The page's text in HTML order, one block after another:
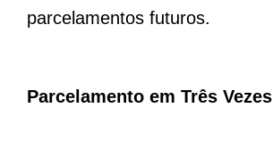
parcelamentos futuros.
Parcelamento em Três Vezes